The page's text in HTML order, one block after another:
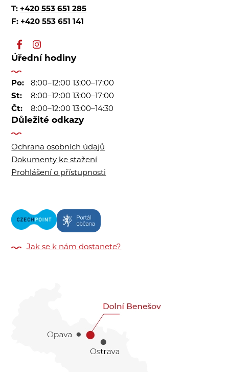
T: +420 553 651 285
F: +420 553 651 141
Úřední hodiny
Po:
8:00–12:00 13:00–17:00
St:
8:00–12:00 13:00–17:00
Čt:
8:00–12:00 13:00–14:30
Důležité odkazy
Ochrana osobních údajů
Dokumenty ke stažení
Prohlášení o přístupnosti
Jak se k nám dostanete?